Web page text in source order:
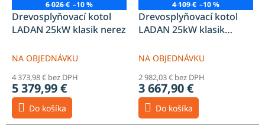
6 026 € –10 %
Drevosplyňovací kotol
LADAN 25kW klasik nerez
NA OBJEDNÁVKU
4 373,98 € bez DPH
5 379,99 €
Do košíka
4 109 € –10 %
Drevosplyňovací kotol
LADAN 25kW klasik
NA OBJEDNÁVKU
2 982,03 € bez DPH
3 667,90 €
Do košíka